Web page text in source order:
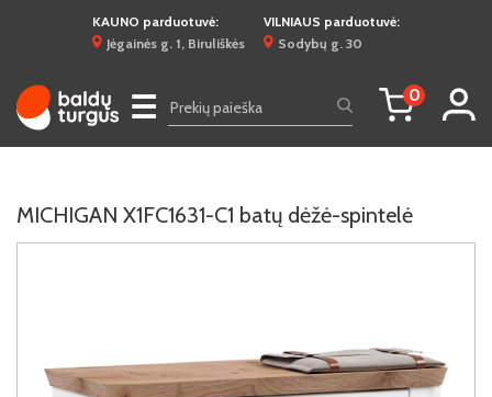
KAUNO parduotuvė:
Jėgainės g. 1, Biruliškės
VILNIAUS parduotuvė:
Sodybų g. 30
☰ 0
MICHIGAN X1FC1631-C1 batų dėžė-spintelė